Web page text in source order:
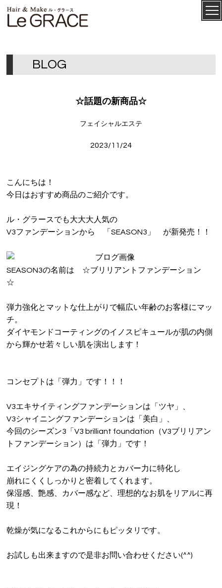
ル・グ
ラース
CONCEPT
MENU
VOICE
PRODUCT
BLOG
NEWS
Le GRACEの介護
PRIVACY POLICY
BLOG
☆話題の新商品☆
フェイシャルエステ
2023/11/24
こんにちは！
今日はおすすめ商品のご紹介です。
ル・グラースでも大大大人気の
V3ファンデーションから 「SEASON3」 が新発売！！
SEASON3の名前は ☆ブリリアントファンデーション
☆
弾力強化とマットな仕上がりで幅広い年齢のお客様にマッ
チ。
ダイヤモンドコーティングのイノスピキュールが肌の内側
から輝かせ若々しい肌を演出します！
コンセプトは「弾力」です！！！
V3エキサイティングファンデーションは「ツヤ」、
V3シャイニングファンデーションは「美白」、
今回のシーズン3「V3 brilliant foundation（V3ブリリアン
トファンデーション）は「弾力」です！
エイジングケアの為の持続力とカバー力に特化し
崩れにくくしっかりと密着してくれます。
保湿感、艶感、カバー感など、理想的なお肌をリアルに再
現！
乾燥が気になるこれからにもピッタリです。
お試しも出来ますので是非お問い合わせください(^^)